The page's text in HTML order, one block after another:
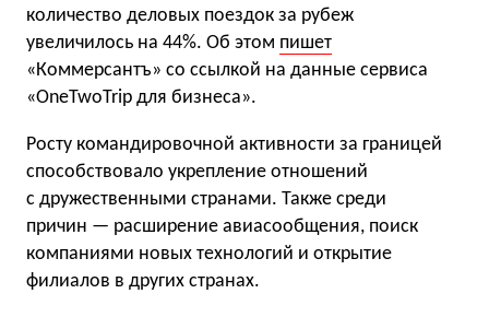
количество деловых поездок за рубеж
увеличилось на 44%. Об этом пишет
«Коммерсантъ» со ссылкой на данные сервиса
«OneTwoTrip для бизнеса».
Росту командировочной активности за границей
способствовало укрепление отношений
с дружественными странами. Также среди
причин — расширение авиасообщения, поиск
компаниями новых технологий и открытие
филиалов в других странах.